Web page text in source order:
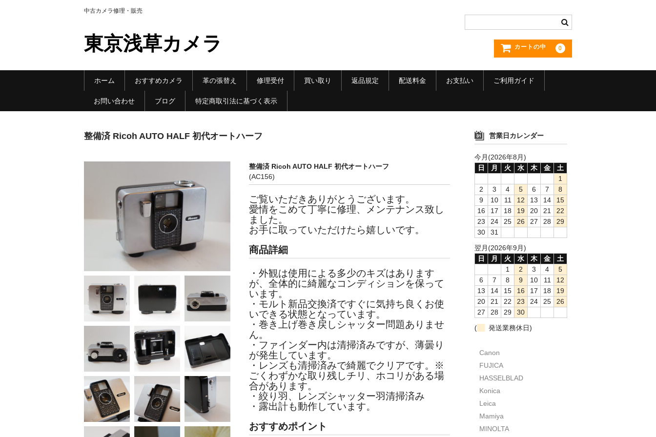
中古カメラ修理・販売
東京浅草カメラ カートの中 0
ホーム おすすめカメラ 革の張替え 修理受付 買い取り 返品規定 配送料金 お支払い ご利用ガイド
お問い合わせ ブログ 特定商取引法に基づく表示
整備済 Ricoh AUTO HALF 初代オートハーフ
整備済 Ricoh AUTO HALF 初代オートハーフ
(AC156)
ご覧いただきありがとうございます。
愛情をこめて丁寧に修理、メンテナンス致し
ました。
お手に取っていただけたら嬉しいです。
商品詳細
・外観は使用による多少のキズはあります
が、全体的に綺麗なコンディションを保って
います。
・モルト新品交換済ですぐに気持ち良くお使
いできる状態となっています。
・巻き上げ巻き戻しシャッター問題ありませ
ん。
・ ファインダー内は清掃済みですが、薄曇り
が発生しています。
・レンズも清掃済みで綺麗でクリアです。※
ごくわずかな取り残しチリ、ホコリがある場
合があります。
・絞り羽、レンズシャッター羽清掃済み
・露出計も動作しています。
おすすめポイント
営業日カレンダー
今月(2026年8月)
日
月 火 水 木 金
土
1
2
3 4 5 6 7
8
9
10 11 12 13 14
15
16
17 18 19 20 21
22
23
24 25 26 27 28
29
30
31
翌月(2026年9月)
日
月 火 水 木 金
土
1
2 3 4
5
6
7 8 9 10 11
12
13
14 15 16 17 18
19
20
21 22 23 24 25
26
27
28 29
30
(
発送業務休日)
Canon
FUJICA
HASSELBLAD
Konica
Leica
Mamiya
MINOLTA